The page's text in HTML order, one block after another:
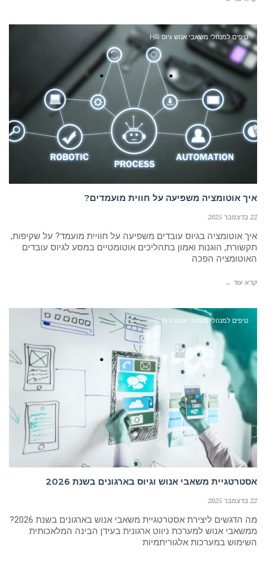
טיפים למנהלי משאבי אנוש גיוס HR
איך אוטומציה משפיעה על חווית מועמדים?
22 בדצמבר 2025
איך אוטומציה בגיוס עובדים משפיעה על חוויית מועמד? על שקיפות,
תקשורת, הוגנות ואמון בתהליכים אוטומטיים במסע לגיוס עובדים
האוטומציה הפכה
קרא עוד ←
טיפים למנהלי משאבי אנוש גיוס HR
אסטרטגיית משאבי אנוש וגיוס בארגונים בשנת 2026
22 בדצמבר 2025
מה הדגשים ליצירת אסטרטגיית משאבי אנוש בארגונים בשנת 2026?
ממשאבי אנוש למערכת ניווט ארגונית בעידן הבינה המלאכותית
השימוש במערכות אלגוריתמיות
רוצה לקבל מידע בדוא"ל מידע על קורסים וסדנאות
בדרך אליך